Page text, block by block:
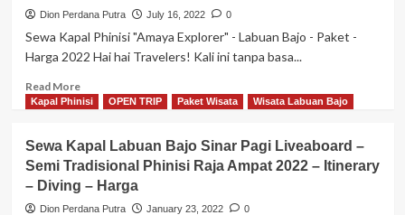
Dion Perdana Putra July 16, 2022 0
Sewa Kapal Phinisi "Amaya Explorer" - Labuan Bajo - Paket -
Harga 2022 Hai hai Travelers! Kali ini tanpa basa...
Read MoreRead
more
Kapal
Phinisi
“Amaya
Explorer”
Kapal Phinisi OPEN TRIP Paket Wisata Wisata Labuan Bajo
Sewa Kapal Labuan Bajo Sinar Pagi Liveaboard –
Semi Tradisional Phinisi Raja Ampat 2022 – Itinerary
– Diving – Harga
Dion Perdana Putra January 23, 2022 0